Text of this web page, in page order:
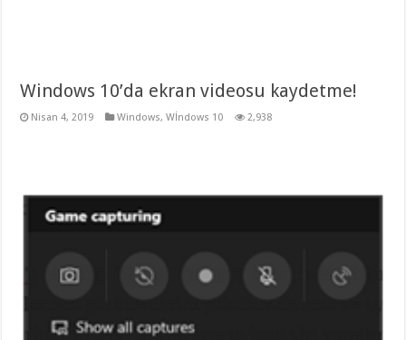
Windows 10’da ekran videosu kaydetme!
Nisan 4, 2019 Windows,Wİndows 10 2,938